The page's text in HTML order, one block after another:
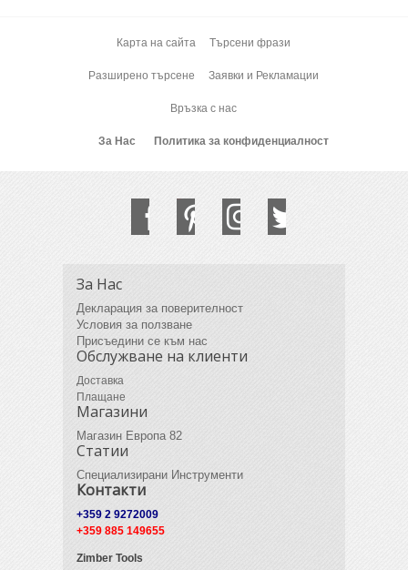
Карта на сайта Търсени фрази
Разширено търсене Заявки и Рекламации
Връзка с нас
За Нас Политика за конфиденциалност
За Нас
Декларация за поверителност
Условия за ползване
Присъедини се към нас
Обслужване на клиенти
Доставка
Плащане
Магазини
Магазин Европа 82
Статии
Специализирани Инструменти
Контакти
+359 2 9272009
+359 885 149655
Zimber Tools